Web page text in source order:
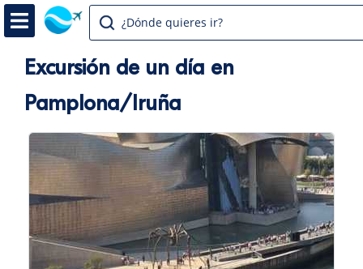
¿Dónde quieres ir?
Excursión de un día en
Pamplona/Iruña